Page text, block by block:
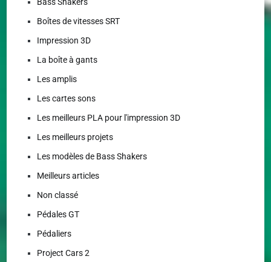
Boîtes de vitesses SRT
Impression 3D
La boîte à gants
Les amplis
Les cartes sons
Les meilleurs PLA pour l'impression 3D
Les meilleurs projets
Les modèles de Bass Shakers
Meilleurs articles
Non classé
Pédales GT
Pédaliers
Project Cars 2